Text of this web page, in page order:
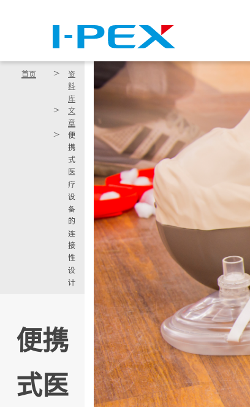
首页
资
料
库
文
章
便
携
式
医
疗
设
备
的
连
接
性
设
计
便携
式医